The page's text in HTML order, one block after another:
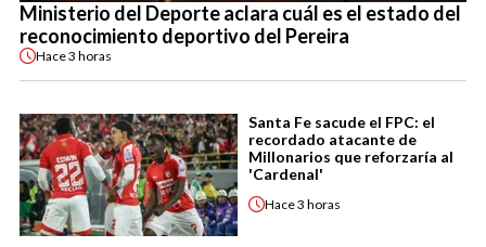
Ministerio del Deporte aclara cuál es el estado del
reconocimiento deportivo del Pereira
Hace3 horas
Santa Fe sacude el FPC: el
recordado atacante de
Millonarios que reforzaría al
'Cardenal'
Hace3 horas